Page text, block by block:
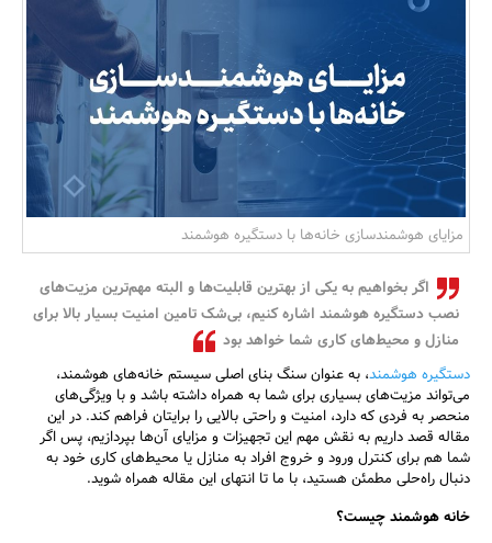
بانک، بیمه و سرمایه
مسکن و ساختمان
مزایای هوشمندسازی خانه‌ها با دستگیره هوشمند
اگر بخواهیم به یکی از بهترین قابلیت‌ها و البته مهم‌ترین مزیت‌های
نصب دستگیره هوشمند اشاره کنیم، بی‌شک تامین امنیت بسیار بالا برای
منازل و محیط‌های کاری شما خواهد بود
دستگیره هوشمند، به عنوان سنگ بنای اصلی سیستم خانه‌های هوشمند،
می‌تواند مزیت‌های بسیاری برای شما به همراه داشته باشد و با ویژگی‌های
منحصر به فردی که دارد، امنیت و راحتی بالایی را برایتان فراهم کند. در این
مقاله قصد داریم به نقش مهم این تجهیزات و مزایای آن‌ها بپردازیم، پس اگر
شما هم برای کنترل ورود و خروج افراد به منازل یا محیط‌های کاری خود به
دنبال راه‌حلی مطمئن هستید، با ما تا انتهای این مقاله همراه شوید.
خانه هوشمند چیست؟